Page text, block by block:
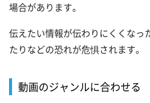
場合があります。
伝えたい情報が伝わりにくくなっ
たりなどの恐れが危惧されます。
動画のジャンルに合わせる